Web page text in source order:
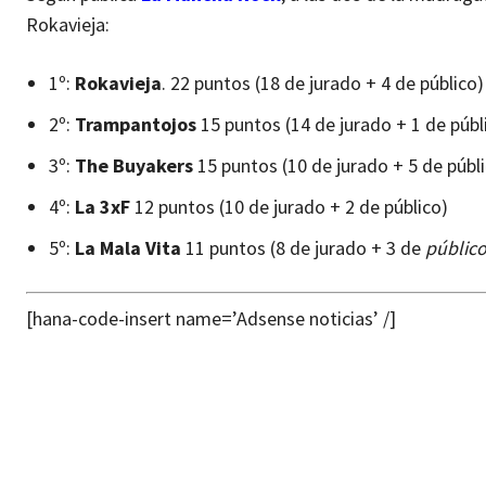
Rokavieja:
1º: Rokavieja. 22 puntos (18 de jurado + 4 de público)
2º: Trampantojos 15 puntos (14 de jurado + 1 de
3º: The Buyakers 15 puntos (10 de jurado + 5 de
4º: La 3xF 12 puntos (10 de jurado + 2 de público)
5º: La Mala Vita 11 puntos (8 de jurado + 3 de
[hana-code-insert name=’Adsense noticias’ /]